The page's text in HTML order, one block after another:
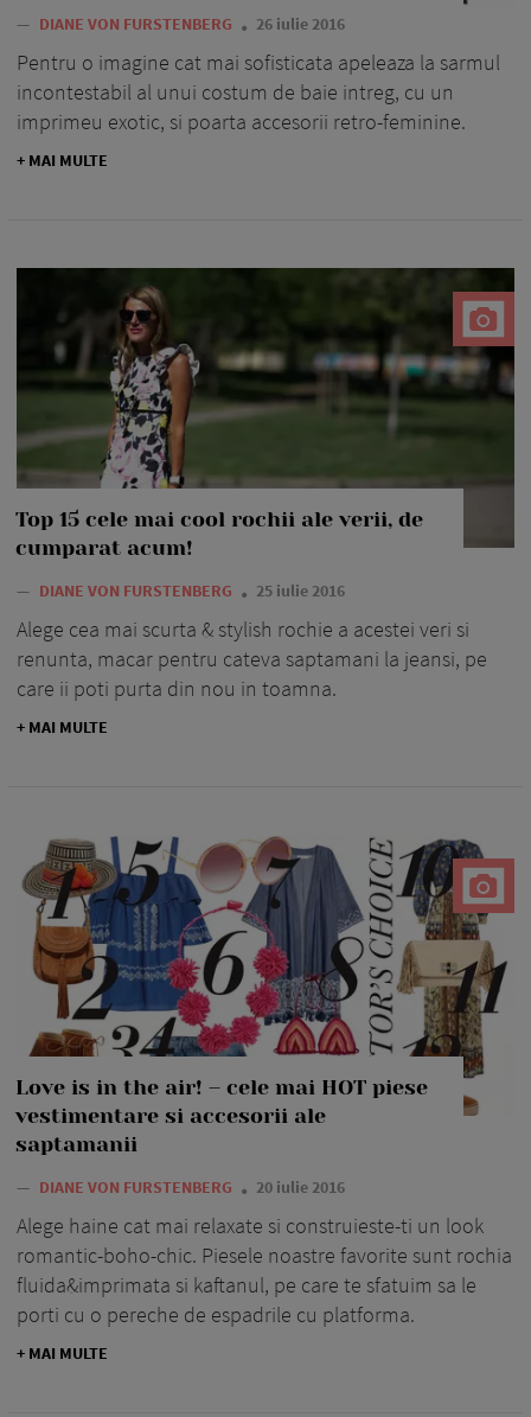
— DIANE VON FURSTENBERG 26 iulie 2016
Pentru o imagine cat mai sofisticata apeleaza la sarmul
incontestabil al unui costum de baie intreg, cu un
imprimeu exotic, si poarta accesorii retro-feminine.
+ MAI MULTE
Top 15 cele mai cool rochii ale verii, de
cumparat acum!
— DIANE VON FURSTENBERG 25 iulie 2016
Alege cea mai scurta & stylish rochie a acestei veri si
renunta, macar pentru cateva saptamani la jeansi, pe
care ii poti purta din nou in toamna.
+ MAI MULTE
Love is in the air! – cele mai HOT piese
vestimentare si accesorii ale
saptamanii
— DIANE VON FURSTENBERG 20 iulie 2016
Alege haine cat mai relaxate si construieste-ti un look
romantic-boho-chic. Piesele noastre favorite sunt rochia
fluida&imprimata si kaftanul, pe care te sfatuim sa le
porti cu o pereche de espadrile cu platforma.
+ MAI MULTE